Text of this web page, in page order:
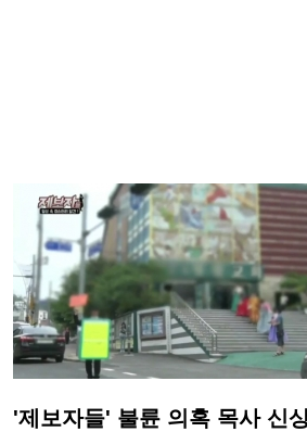
'제보자들' 불륜 의혹 목사 신